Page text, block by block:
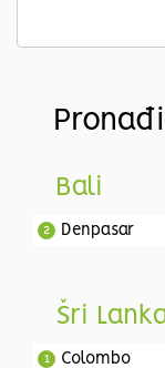
Bali
Denpasar
2
Šri
Colombo
1